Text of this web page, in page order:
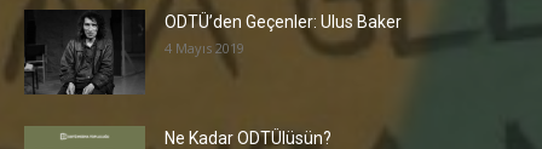
ODTÜ’den Geçenler: Ulus Baker
4 Mayıs 2019
Ne Kadar ODTÜlüsün?